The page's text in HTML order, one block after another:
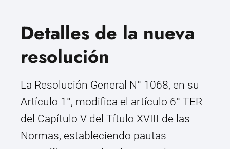
Detalles de la nueva
resolución
La Resolución General N° 1068, en su
Artículo 1°, modifica el artículo 6° TER
del Capítulo V del Título XVIII de las
Normas, estableciendo pautas